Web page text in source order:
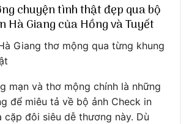
chuyện tình thật đẹp qua bộ
Hà Giang của Hồng và Tuyết
Giang thơ mộng qua từng khung
mạn và thơ mộng chính là những
để miêu tả về bộ ảnh Check in
cặp đôi siêu dễ thương này. Dù